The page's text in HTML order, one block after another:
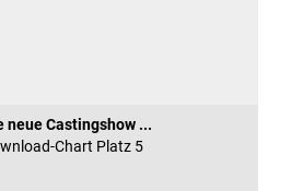
neue Castingshow ...
Chart Platz 5